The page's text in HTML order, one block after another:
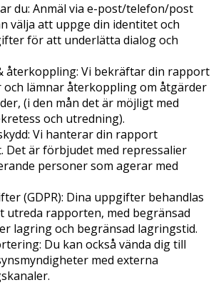
du: Anmäl via e-post/telefon/post
välja att uppge din identitet och
för att underlätta dialog och
återkoppling: Vi bekräftar din rapport
och lämnar återkoppling om åtgärder
(i den mån det är möjligt med
och utredning).
Vi hanterar din rapport
Det är förbjudet med repressalier
personer som agerar med
(GDPR): Dina uppgifter behandlas
utreda rapporten, med begränsad
lagring och begränsad lagringstid.
Du kan också vända dig till
med externa